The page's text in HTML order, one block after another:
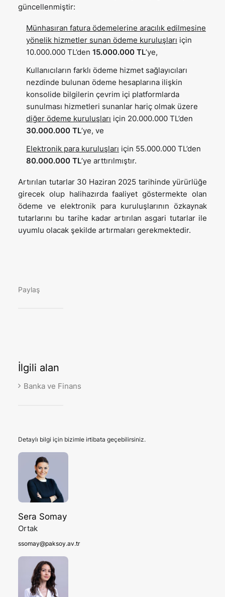
güncellenmiştir:
Münhasıran fatura ödemelerine aracılık edilmesine
yönelik hizmetler sunan ödeme kuruluşları için
10.000.000 TL’den 15.000.000 TL’ye,
Kullanıcıların farklı ödeme hizmet sağlayıcıları
nezdinde bulunan ödeme hesaplarına ilişkin
konsolide bilgilerin çevrim içi platformlarda
sunulması hizmetleri sunanlar hariç olmak üzere
diğer ödeme kuruluşları için 20.000.000 TL’den
30.000.000 TL’ye, ve
Elektronik para kuruluşları için 55.000.000 TL’den
80.000.000 TL’ye arttırılmıştır.
Artırılan tutarlar 30 Haziran 2025 tarihinde yürürlüğe
girecek olup halihazırda faaliyet göstermekte olan
ödeme ve elektronik para kuruluşlarının özkaynak
tutarlarını bu tarihe kadar artırılan asgari tutarlar ile
uyumlu olacak şekilde artırmaları gerekmektedir.
Paylaş
İlgili alan
Banka ve Finans
Detaylı bilgi için bizimle irtibata geçebilirsiniz.
Sera Somay
Ortak
ssomay@paksoy.av.tr